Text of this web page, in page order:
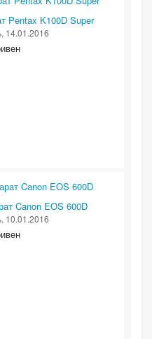
Pentax K100D Super
, 14.01.2016
Canon EOS 600D
, 10.01.2016